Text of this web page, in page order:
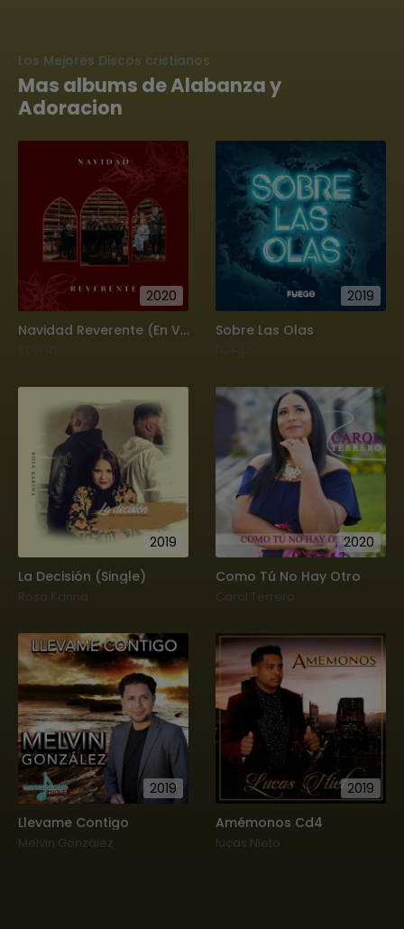
Los Mejores Discos cristianos
Mas albums de Alabanza y
Adoracion
2020
Navidad Reverente (En Vivo)
2019
Sobre Las Olas
2019
La Decisión (Single)
Rosa Karina
2020
Como Tú No Hay Otro
Carol Terrero
2019
Llevame Contigo
Melvin González
2019
Amémonos Cd4
lucas Nieto